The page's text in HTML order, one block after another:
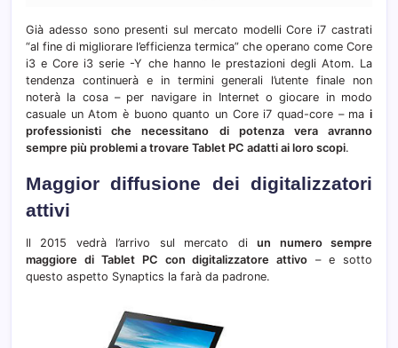
Già adesso sono presenti sul mercato modelli Core i7 castrati
“al fine di migliorare l’efficienza termica” che operano come Core
i3 e Core i3 serie -Y che hanno le prestazioni degli Atom. La
tendenza continuerà e in termini generali l’utente finale non
noterà la cosa – per navigare in Internet o giocare in modo
casuale un Atom è buono quanto un Core i7 quad-core – ma i
professionisti che necessitano di potenza vera avranno
sempre più problemi a trovare Tablet PC adatti ai loro scopi.
Maggior diffusione dei digitalizzatori
attivi
Il 2015 vedrà l’arrivo sul mercato diun numero sempre
maggiore di Tablet PC con digitalizzatore attivo – e sotto
questo aspetto Synaptics la farà da padrone.